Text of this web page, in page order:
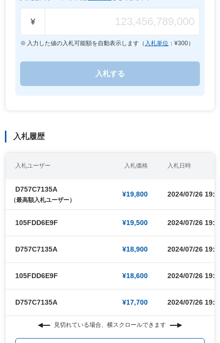
¥
入力した値の入札可能額を自動表示します（ 入札単位 ：¥300）
入札履歴
入札ユーザー 入札価格 入札日時
D757C7135A
（最高額入札ユーザー）
¥19,800 2024/07/26
105FDD6E9F ¥19,500 2024/07/26
D757C7135A ¥18,900 2024/07/26
105FDD6E9F ¥18,600 2024/07/26
D757C7135A ¥17,700 2024/07/26
見切れている場合、横スクロールできます